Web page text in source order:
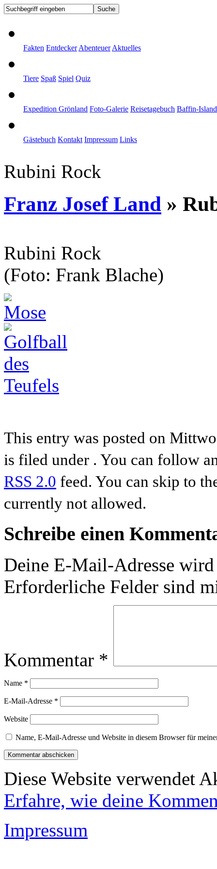
Fakten Entdecker Abenteuer Aktuelles
Tiere Spaß Spiel Quiz
Expedition Grönland Foto-Galerie Reisetagebuch Baffin-Island
Gästebuch Kontakt Impressum Links
Rubini Rock
Franz Josef Land »
Rubini Rock
(Foto: Frank Blache)
This entry was posted on
is filed under . You can follow
RSS 2.0 feed. You can skip to
currently not allowed.
Schreibe einen
Deine E-Mail-Adresse
Erforderliche Felder sind
Kommentar *
Name *
E-Mail-Adresse *
Website
Name, E-Mail-Adresse und Website in diesem Browser für
Diese Website verwendet
Erfahre, wie deine
Impressum